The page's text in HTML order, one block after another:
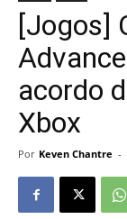
[Jogos]
acordo
Xbox
Por Keven Chantre -